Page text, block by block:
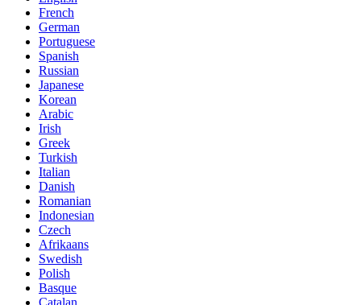
French
German
Portuguese
Spanish
Russian
Japanese
Korean
Arabic
Irish
Greek
Turkish
Italian
Danish
Romanian
Indonesian
Czech
Afrikaans
Swedish
Polish
Basque